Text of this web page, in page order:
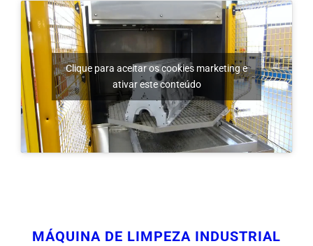
Clique para aceitar os cookies marketing e
ativar este conteúdo
PARA RECIPIENTES E CAIXAS DE